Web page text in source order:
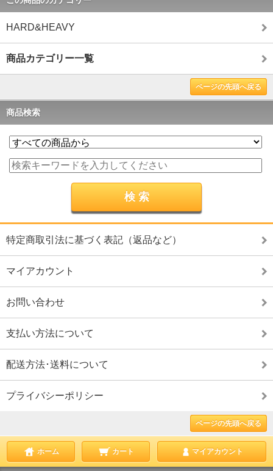
HARD&HEAVY
商品カテゴリー一覧
ページの先頭へ戻る
商品検索
特定商取引法に基づく表記（返品など）
マイアカウント
お問い合わせ
支払い方法について
配送方法･送料について
プライバシーポリシー
ページの先頭へ戻る
ホーム カート マイアカウント